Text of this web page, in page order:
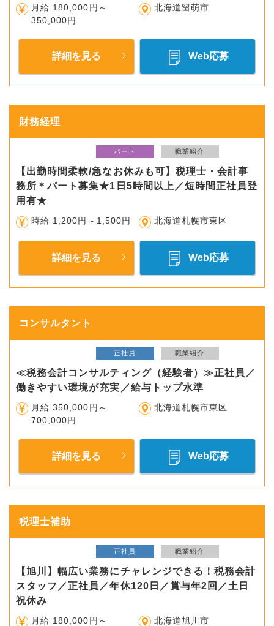
月給 180,000円～
350,000円
北海道留萌市
詳細を見る Web応募
財務経理
パート 職業紹介
【出勤時間柔軟/急なお休みも可】税理士・会計事
務所＊パート募集★1日5時間以上／短時間正社員登
用有★
時給 1,200円～1,500円 北海道札幌市東区
詳細を見る Web応募
コンサルタント
正社員 職業紹介
≪税務会計コンサルティング（経験者）≫正社員／
働きやすい環境が充実／給与トップ水準
月給 350,000円～
700,000円
北海道札幌市東区
詳細を見る Web応募
税理士補助
正社員 職業紹介
【旭川】幅広い業務にチャレンジできる！税務会計
スタッフ／正社員／年休120日／賞与年2回／土日
祝休み
月給 180,000円～
北海道旭川市